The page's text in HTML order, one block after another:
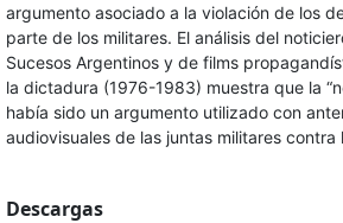
argumento asociado a la violación de los
parte de los militares. El análisis del
Sucesos Argentinos y de films
la dictadura (1976-1983) muestra que la
había sido un argumento utilizado con
audiovisuales de las juntas militares contra
Descargas